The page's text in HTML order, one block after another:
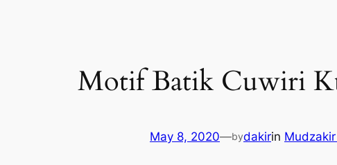
Motif Batik Cuwiri
May 8, 2020—bydakirin